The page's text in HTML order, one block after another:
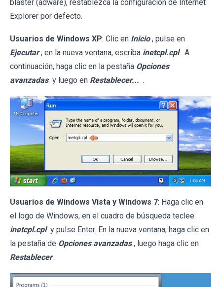
blaster (adware), restablezca la configuración de Internet
Explorer por defecto.
Usuarios de Windows XP: Clic en Inicio , pulse en
Ejecutar ; en la nueva ventana, escriba inetcpl.cpl . A
continuación, haga clic en la pestaña Opciones
avanzadas y luego en Restablecer... .
Usuarios de Windows Vista y Windows 7: Haga clic en
el logo de Windows, en el cuadro de búsqueda teclee
inetcpl.cpl y pulse Enter. En la nueva ventana, haga clic en
la pestaña de Opciones avanzadas , luego haga clic en
Restablecer .